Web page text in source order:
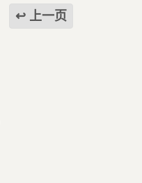
上一页